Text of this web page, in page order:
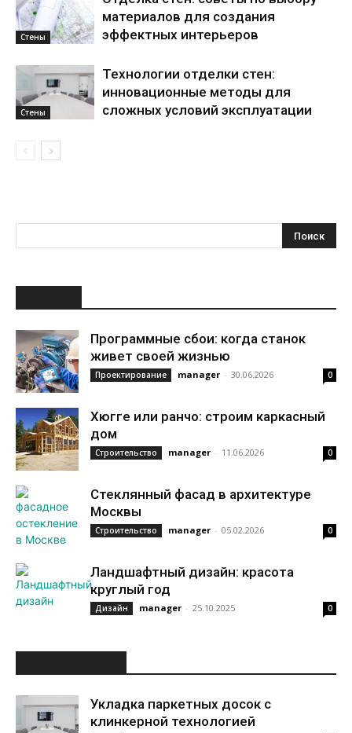
Стены
материалов для создания
эффектных интерьеров
Стены
Технологии отделки стен:
инновационные методы для
сложных условий эксплуатации
Программные сбои: когда станок
живет своей жизнью
Проектирование manager - 30.06.2026 0
Хюгге или ранчо: строим каркасный
дом
Строительство manager - 11.06.2026 0
Стеклянный фасад в архитектуре
Москвы
Строительство manager - 05.02.2026 0
Ландшафтный дизайн: красота
круглый год
Дизайн manager - 25.10.2025 0
Укладка паркетных досок с
клинкерной технологией